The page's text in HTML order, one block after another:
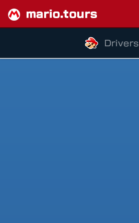
mario.tours
Drivers